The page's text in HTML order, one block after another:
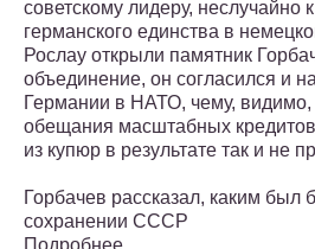
советскому лидеру, неслучайно
германского единства в
Рослау открыли памятник
объединение, он согласился и
Германии в НАТО, чему, видимо,
обещания масштабных
из купюр в результате так и не
Горбачев рассказал, каким был
сохранении СССР